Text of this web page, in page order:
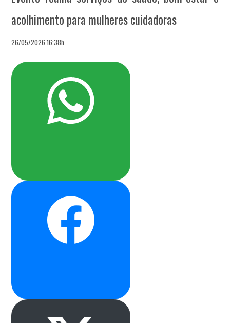
acolhimento para mulheres cuidadoras
26/05/2026 16:38h